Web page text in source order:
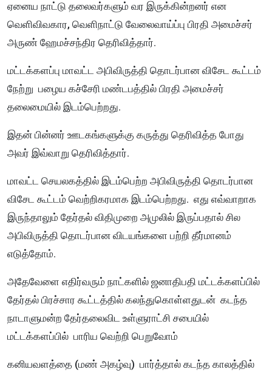
ஏனைய நாட்டு தலைவர்களும் வர இருக்கின்றனர் என
வெளிவிவகார, வெளிநாட்டு வேலைவாய்ப்பு பிரதி அமைச்சர்
அருண் ஹேமச்சந்திர தெரிவித்தார்.
மட்டக்களப்பு மாவட்ட அபிவிருத்தி தொடர்பான விசேட கூட்டம்
நேற்று பழைய கச்சேரி மண்டபத்தில் பிரதி அமைச்சர்
தலைமையில் இடம்பெற்றது.
இதன் பின்னர் ஊடகங்களுக்கு கருத்து தெரிவித்த போது
அவர் இவ்வாறு தெரிவித்தார்.
மாவட்ட செயலகத்தில் இடம்பெற்ற அபிவிருத்தி தொடர்பான
விசேட கூட்டம் வெற்றிகரமாக இடம்பெற்றது. எது எவ்வாறாக
இருந்தாலும் தேர்தல் விதிமுறை அமுலில் இருப்பதால் சில
அபிவிருத்தி தொடர்பான விடயங்களை பற்றி தீர்மானம்
எடுத்தோம்.
அதேவேளை எதிர்வரும் நாட்களில் ஜனாதிபதி மட்டக்களப்பில்
தேர்தல் பிரச்சார கூட்டத்தில் கலந்துகொள்ளதுடன் கடந்த
நாடாளுமன்ற தேர்தலைவிட உள்ளுராட்சி சபையில்
மட்டக்களப்பில் பாரிய வெற்றி பெறுவோம்
கனியவளத்தை (மண் அகழ்வு) பார்த்தால் கடந்த காலத்தில்